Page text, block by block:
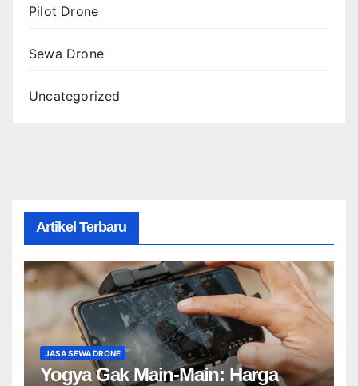
Pilot Drone
Sewa Drone
Uncategorized
Artikel Terbaru
JASA SEWA DRONE
Yogya Gak Main-Main: Harga